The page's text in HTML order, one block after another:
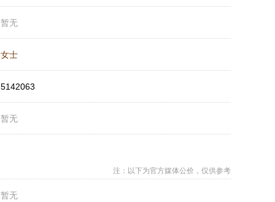
暂无
女士
5142063
暂无
注：以下为官方媒体公价，仅供参考
暂无